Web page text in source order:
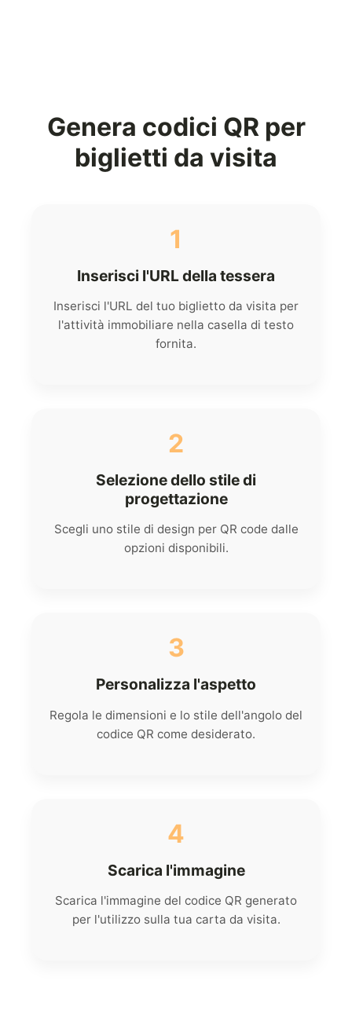
Genera codici QR per
biglietti da visita
1
Inserisci l'URL della tessera
Inserisci l'URL del tuo biglietto da visita per
l'attività immobiliare nella casella di testo
fornita.
2
Selezione dello stile di
progettazione
Scegli uno stile di design per QR code dalle
opzioni disponibili.
3
Personalizza l'aspetto
Regola le dimensioni e lo stile dell'angolo del
codice QR come desiderato.
4
Scarica l'immagine
Scarica l'immagine del codice QR generato
per l'utilizzo sulla tua carta da visita.